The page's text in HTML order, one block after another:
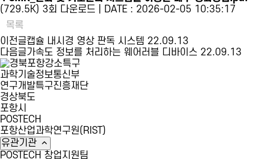
(729.5K) 3회 다운로드 | DATE : 2026-02-05 10:35:17
목록
이전글캡슐 내시경 영상 판독 시스템 22.09.13
다음글가속도 정보를 처리하는 웨어러블 디바이스 22.09.13
과학기술정보통신부
연구개발특구진흥재단
경상북도
포항시
POSTECH
포항산업과학연구원(RIST)
유관기관
POSTECH 창업지원팀